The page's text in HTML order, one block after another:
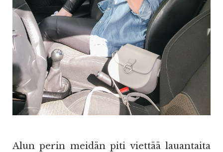
Alun perin meidän piti viettää lauantaita